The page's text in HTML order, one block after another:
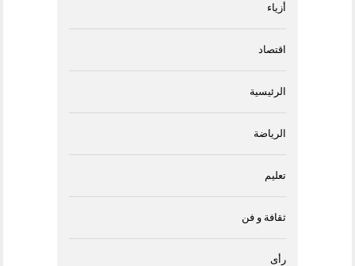
أزياء
اقتصاد
الرئيسية
الرياضة
تعليم
ثقافة و فن
رأى